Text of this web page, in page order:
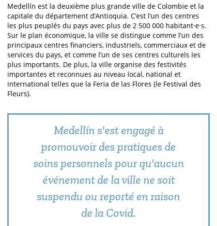
Medellín est la deuxième plus grande ville de Colombie et la
capitale du département d’Antioquia. C’est l’un des centres
les plus peuplés du pays avec plus de 2 500 000 habitant·e·s.
Sur le plan économique, la ville se distingue comme l’un des
principaux centres financiers, industriels, commerciaux et de
services du pays, et comme l’un de ses centres culturels les
plus importants. De plus, la ville organise des festivités
importantes et reconnues au niveau local, national et
international telles que la Feria de las Flores (le Festival des
Fleurs).
Medellín s'est engagé à
promouvoir des pratiques de
soins personnels pour qu'aucun
événement de la ville ne soit
suspendu ou reporté en raison
de la Covid.